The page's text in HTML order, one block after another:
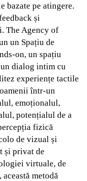
bazate pe atingere.
și
The Agency of
un Spațiu de
on, un spațiu
dialog intim cu
experiențe tactile
într-un
emoționalul,
potențialul de a
fizică
de vizual și
și privat de
virtuale, de
metodă